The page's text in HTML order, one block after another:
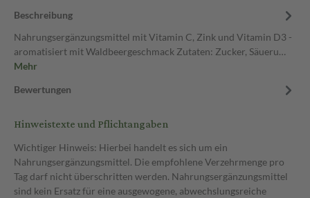
Beschreibung
Nahrungsergänzungsmittel mit Vitamin C, Zink und Vitamin D3 -
aromatisiert mit Waldbeergeschmack Zutaten: Zucker, Säueru…
Mehr
Bewertungen
Hinweistexte und Pflichtangaben
Wichtiger Hinweis: Hierbei handelt es sich um ein
Nahrungsergänzungsmittel. Die empfohlene Verzehrmenge pro
Tag darf nicht überschritten werden. Nahrungsergänzungsmittel
sind kein Ersatz für eine ausgewogene, abwechslungsreiche